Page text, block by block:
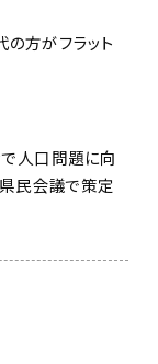
方がフラット
人口問題に向
民会議で策定